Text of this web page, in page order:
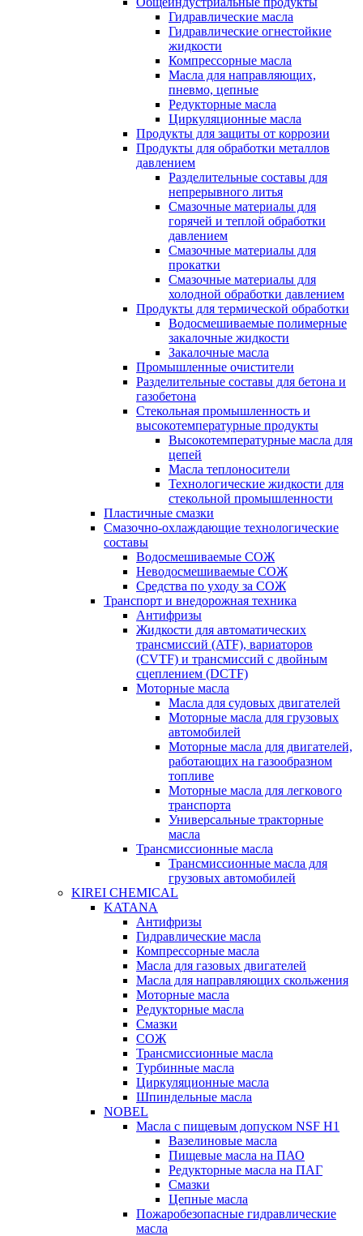
Гидравлические масла
Гидравлические огнестойкие
жидкости
Компрессорные масла
Масла для направляющих,
пневмо, цепные
Редукторные масла
Циркуляционные масла
Продукты для защиты от коррозии
Продукты для обработки металлов
давлением
Разделительные составы для
непрерывного литья
Смазочные материалы для
горячей и теплой обработки
давлением
Смазочные материалы для
прокатки
Смазочные материалы для
холодной обработки давлением
Продукты для термической обработки
Водосмешиваемые полимерные
закалочные жидкости
Закалочные масла
Промышленные очистители
Разделительные составы для бетона и
газобетона
Стекольная промышленность и
высокотемпературные продукты
Высокотемпературные масла для
цепей
Масла теплоносители
Технологические жидкости для
стекольной промышленности
Пластичные смазки
Смазочно-охлаждающие технологические
составы
Водосмешиваемые СОЖ
Неводосмешиваемые СОЖ
Средства по уходу за СОЖ
Транспорт и внедорожная техника
Антифризы
Жидкости для автоматических
трансмиссий (ATF), вариаторов
(CVTF) и трансмиссий с двойным
сцеплением (DCTF)
Моторные масла
Масла для судовых двигателей
Моторные масла для грузовых
автомобилей
Моторные масла для двигателей,
работающих на газообразном
топливе
Моторные масла для легкового
транспорта
Универсальные тракторные
масла
Трансмиссионные масла
Трансмиссионные масла для
грузовых автомобилей
KIREI CHEMICAL
KATANA
Антифризы
Гидравлические масла
Компрессорные масла
Масла для газовых двигателей
Масла для направляющих скольжения
Моторные масла
Редукторные масла
Смазки
СОЖ
Трансмиссионные масла
Турбинные масла
Циркуляционные масла
Шпиндельные масла
NOBEL
Масла с пищевым допуском NSF H1
Вазелиновые масла
Пищевые масла на ПАО
Редукторные масла на ПАГ
Смазки
Цепные масла
Пожаробезопасные гидравлические
масла